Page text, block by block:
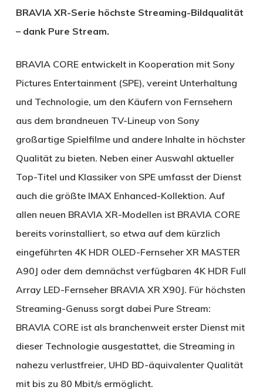
BRAVIA XR-Serie höchste Streaming-Bildqualität
– dank Pure Stream.
BRAVIA CORE entwickelt in Kooperation mit Sony
Pictures Entertainment (SPE), vereint Unterhaltung
und Technologie, um den Käufern von Fernsehern
aus dem brandneuen TV-Lineup von Sony
großartige Spielfilme und andere Inhalte in höchster
Qualität zu bieten. Neben einer Auswahl aktueller
Top-Titel und Klassiker von SPE umfasst der Dienst
auch die größte IMAX Enhanced-Kollektion. Auf
allen neuen BRAVIA XR-Modellen ist BRAVIA CORE
bereits vorinstalliert, so etwa auf dem kürzlich
eingeführten 4K HDR OLED-Fernseher XR MASTER
A90J oder dem demnächst verfügbaren 4K HDR Full
Array LED-Fernseher BRAVIA XR X90J. Für höchsten
Streaming-Genuss sorgt dabei Pure Stream:
BRAVIA CORE ist als branchenweit erster Dienst mit
dieser Technologie ausgestattet, die Streaming in
nahezu verlustfreier, UHD BD-äquivalenter Qualität
mit bis zu 80 Mbit/s ermöglicht.